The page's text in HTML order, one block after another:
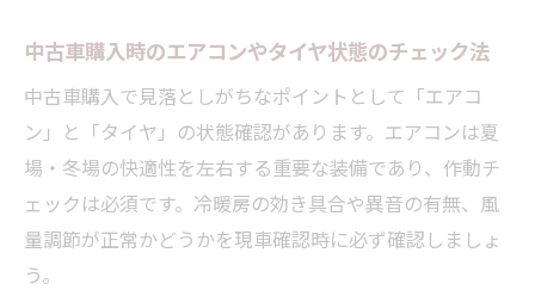
中古車購入時のエアコンやタイヤ状態のチェック法
中古車購入で見落としがちなポイントとして「エアコ
ン」と「タイヤ」の状態確認があります。エアコンは夏
場・冬場の快適性を左右する重要な装備であり、作動チ
ェックは必須です。冷暖房の効き具合や異音の有無、風
量調節が正常かどうかを現車確認時に必ず確認しましょ
う。